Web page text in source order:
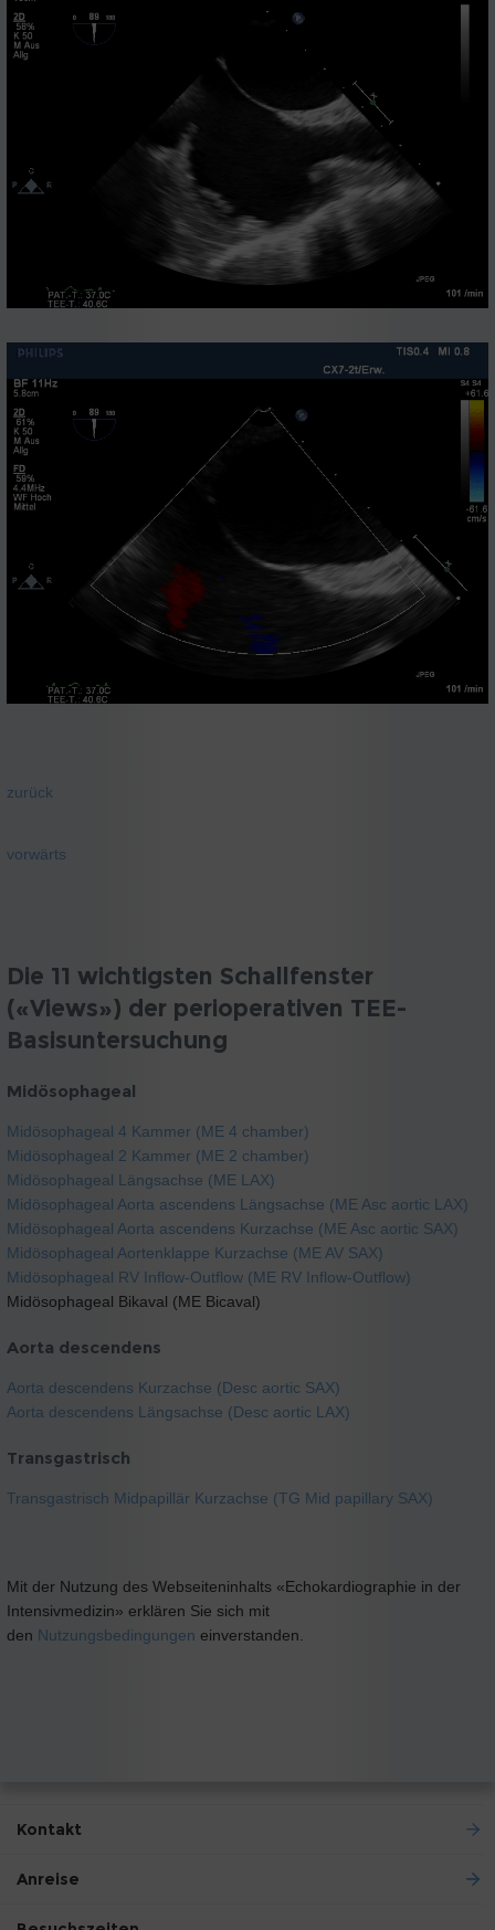
zurück
vorwärts
Die 11 wichtigsten Schallfenster
(«Views») der perioperativen TEE-
Basisuntersuchung
Midösophageal
Midösophageal 4 Kammer (ME 4 chamber)
Midösophageal 2 Kammer (ME 2 chamber)
Midösophageal Längsachse (ME LAX)
Midösophageal Aorta ascendens Längsachse (ME Asc aortic LAX)
Midösophageal Aorta ascendens Kurzachse (ME Asc aortic SAX)
Midösophageal Aortenklappe Kurzachse (ME AV SAX)
Midösophageal RV Inflow-Outflow (ME RV Inflow-Outflow)
Midösophageal Bikaval (ME Bicaval)
Aorta descendens
Aorta descendens Kurzachse (Desc aortic SAX)
Aorta descendens Längsachse (Desc aortic LAX)
Transgastrisch
Transgastrisch Midpapillär Kurzachse (TG Mid papillary SAX)
Mit der Nutzung des Webseiteninhalts «Echokardiographie in der
Intensivmedizin» erklären Sie sich mit
den Nutzungsbedingungen einverstanden.
Kontakt
Anreise